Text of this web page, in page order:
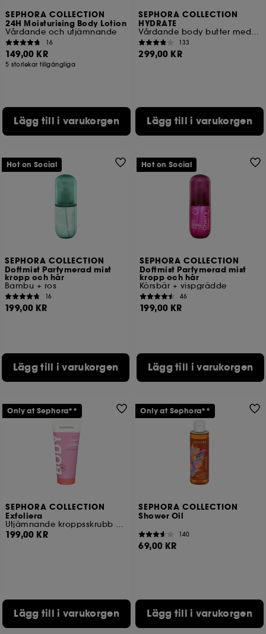
SEPHORA COLLECTION
24H Moisturising Body Lotion
Vårdande och utjämnande
16
149,00 KR
5 storlekar tillgängliga
Lägg till i varukorgen
SEPHORA COLLECTION
HYDRATE
Vårdande body butter med sheasmör
133
299,00 KR
Lägg till i varukorgen
SEPHORA COLLECTION
Doftmist Parfymerad mist
kropp och hår
Bambu + ros
16
199,00 KR
Lägg till i varukorgen
Hot on Social
SEPHORA COLLECTION
Doftmist Parfymerad mist
kropp och hår
Körsbär + vispgrädde
46
199,00 KR
Lägg till i varukorgen
Hot on Social
SEPHORA COLLECTION
Exfoliera
Utjämnande kroppsskrubb med AHA
199,00 KR
Lägg till i varukorgen
Only at Sephora**
SEPHORA COLLECTION
Shower Oil
140
69,00 KR
Lägg till i varukorgen
Only at Sephora**